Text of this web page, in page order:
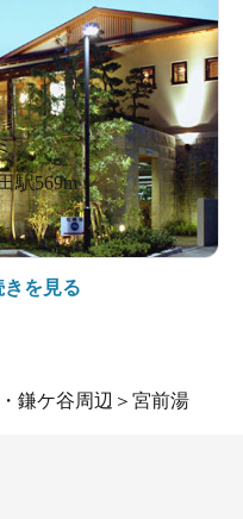
駅569m
を見る
鎌ケ谷周辺 ＞ 宮前湯